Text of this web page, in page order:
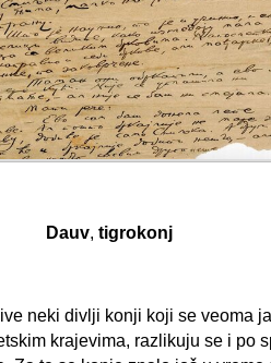
Dauv, tigrokonj
neki divlji konji koji se veoma
krajevima, razlikuju se i po